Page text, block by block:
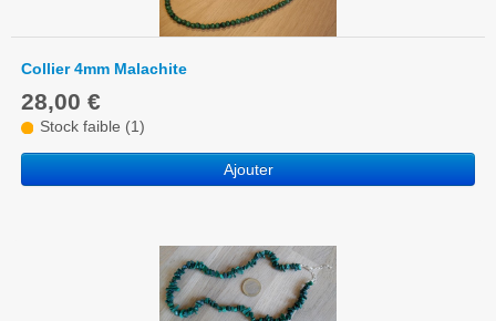
Collier 4mm Malachite
28,00 €
Stock faible (1)
Ajouter